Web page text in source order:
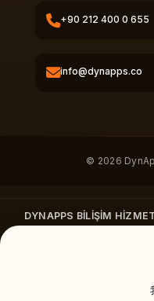
+90 212 400 0 655
info@dynapps.co
© 2026
DYNAPPS BİLİŞİM
+90 212